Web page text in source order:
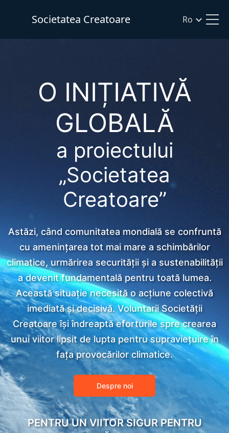
Societatea Creatoare Ro
O INIȚIATIVĂ
GLOBALĂ
a proiectului
„Societatea
Creatoare”
Astăzi, când comunitatea mondială se confruntă
cu amenințarea tot mai mare a schimbărilor
climatice, urmărirea securității și a sustenabilității
a devenit fundamentală pentru toată lumea.
Această situație necesită o acțiune colectivă
imediată și decisivă. Voluntarii Societății
Creatoare își îndreaptă eforturile spre crearea
unui viitor lipsit de lupta pentru supraviețuire în
fața provocărilor climatice.
Despre noi
PENTRU UN VIITOR SIGUR PENTRU